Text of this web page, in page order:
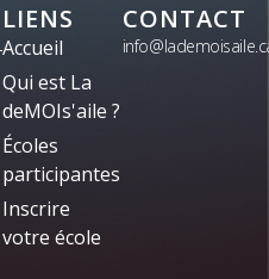
LIENS
Accueil
Qui est La
deMOIs'aile ?
Écoles
participantes
Inscrire
votre école
CONTACT